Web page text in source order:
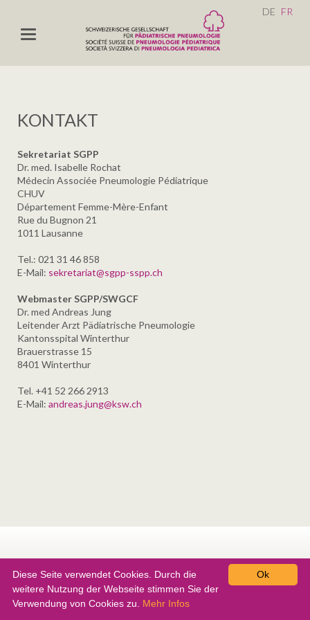
DE FR
KONTAKT
Sekretariat SGPP
Dr. med. Isabelle Rochat
Médecin Associée Pneumologie Pédiatrique
CHUV
Département Femme-Mère-Enfant
Rue du Bugnon 21
1011 Lausanne
Tel.: 021 31 46 858
E-Mail: sekretariat@sgpp-sspp.ch
Webmaster SGPP/SWGCF
Dr. med Andreas Jung
Leitender Arzt Pädiatrische Pneumologie
Kantonsspital Winterthur
Brauerstrasse 15
8401 Winterthur
Tel. +41 52 266 2913
E-Mail: andreas.jung@ksw.ch
NAVIGATION
ÜBERSPRINGEN
SUCHEN KONTAKT IMPRESSUM & DATENSCHUTZ
Ok
Diese Seite verwendet Cookies. Durch die
weitere Nutzung der Webseite stimmen Sie der
Verwendung von Cookies zu. Mehr Infos